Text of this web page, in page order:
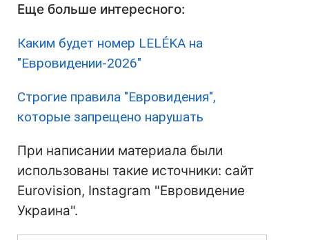
Еще больше интересного:
Каким будет номер LELÉKA на
"Евровидении-2026"
Строгие правила "Евровидения",
которые запрещено нарушать
При написании материала были
использованы такие источники: сайт
Eurovision, Instagram "Евровидение
Украина".